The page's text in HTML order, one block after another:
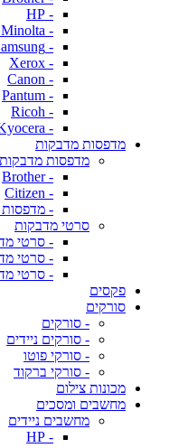
- HP
- Konica Minolta
- Samsung
- Xerox
- Canon
- Pantum
- Ricoh
- Kyocera
מדפסות מדבקות
מדפסות מדבקות
- Brother
- Citizen
- מדפסות
סרטי מדבקות
- סרטי
- סרטי
- סרטי
פקסים
סורקים
- סורקים
- סורקים ניידים
- סורקי פוטו
- סורקי ברקוד
מכונות צילום
מחשבים ומסכים
מחשבים ניידים
- HP